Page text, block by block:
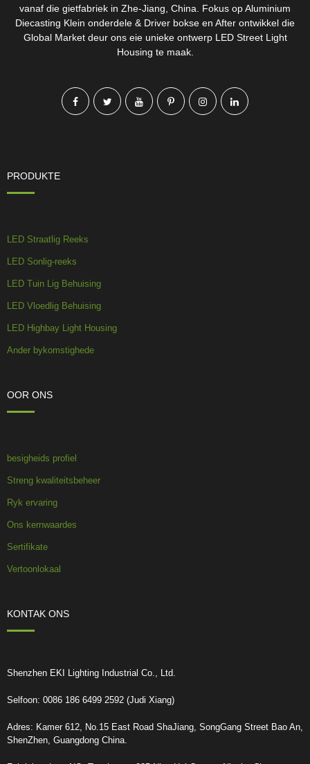
vanaf die gietfabriek in Zhe-Jiang, China. Fokus op Aluminium
Diecasting Klein onderdele & Driver bokse en After ontwikkel die
Global Market deur ons eie unieke ontwerp LED Street Light
Housing te maak.
PRODUKTE
LED Straatlig Reeks
LED Sonlig-reeks
LED Tuin Lig Behuising
LED Vloedlig Behuising
LED Highbay Light Housing
Ander bykomstighede
OOR ONS
besigheids profiel
Streng kwaliteitsbeheer
Ryk ervaring
Ons kernwaardes
Sertifikate
Vertoonlokaal
KONTAK ONS
Shenzhen EKI Lighting Industrial Co., Ltd.
Selfoon: 0086 186 6499 2592 (Judi Xiang)
Adres: Kamer 612, No.15 East Road ShaJiang, SongGang Street Bao An,
ShenZhen, Guangdong China.